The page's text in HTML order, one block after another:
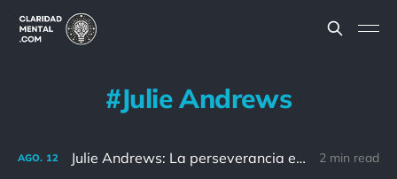
Julie Andrews
AGO. 12 Julie Andrews: La perseverancia es fallar 19 veces y triunfar la vigésima. 2 min read